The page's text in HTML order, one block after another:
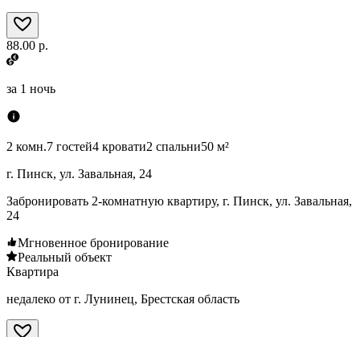
88.00 р.
за 1 ночь
2 комн.7 гостей4 кровати2 спальни50 м²
г. Пинск, ул. Завальная, 24
Забронировать 2-комнатную квартиру, г. Пинск, ул. Завальная,
24
Мгновенное бронирование
Реальный объект
Квартира
недалеко от г. Лунинец, Брестская область